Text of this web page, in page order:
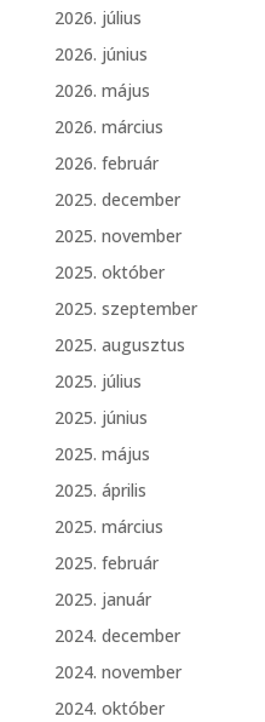
2026. július
2026. június
2026. május
2026. március
2026. február
2025. december
2025. november
2025. október
2025. szeptember
2025. augusztus
2025. július
2025. június
2025. május
2025. április
2025. március
2025. február
2025. január
2024. december
2024. november
2024. október